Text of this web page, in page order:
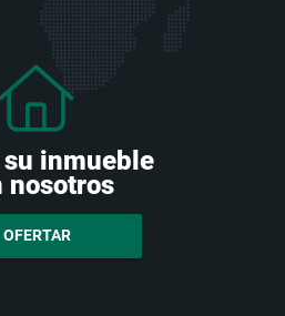
inmueble
nosotros
OFERTAR